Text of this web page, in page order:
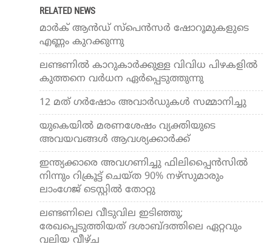
RELATED NEWS
മാർക് ആൻഡ് സ്പെൻസർ ഷോറൂമുകളുടെ
എണ്ണം കുറക്കുന്നു
ലണ്ടണിൽ കാറുകാര്‍ക്കുള്ള വിവിധ പിഴകളില്‍
കുത്തനെ വര്‍ധന ഏർപ്പെടുത്തുന്നു
12 മത് ഗർഷോം അവാർഡുകൾ സമ്മാനിച്ചു
യുകെയില്‍ മരണശേഷം വ്യക്തിയുടെ
അവയവങ്ങള്‍ ആവശ്യക്കാര്‍ക്ക്
ഇന്ത്യക്കാരെ അവഗണിച്ചു ഫിലിപ്പൈന്‍സിൽ
നിന്നും റിക്രൂട്ട് ചെയ്ത 90% നഴ്സുമാരും
ലാംഗേജ് ടെസ്റ്റിൽ തോറ്റു
ലണ്ടണിലെ വീടുവില ഇടിഞ്ഞു;
രേഖപ്പെടുത്തിയത് ദശാബ്‌ദത്തിലെ ഏറ്റവും
വലിയ വീഴ്ച